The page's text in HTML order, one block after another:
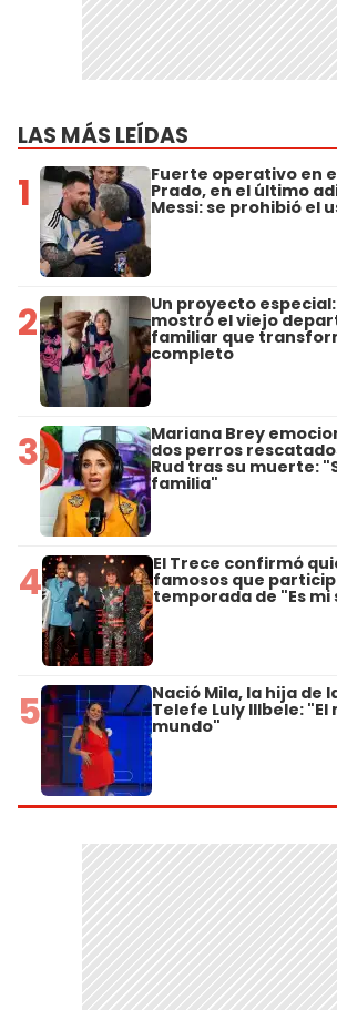
LAS MÁS LEÍDAS
1 Fuerte operativo en
Prado, en el último
Messi: se prohibió el
2 Un proyecto
mostró el viejo
familiar que
completo
3 Mariana Brey
dos perros
Rud tras su muerte:
familia"
4 El Trece confirmó
famosos que
temporada de "Es mi
5 Nació Mila, la hija de
Telefe Luly Illbele:
mundo"